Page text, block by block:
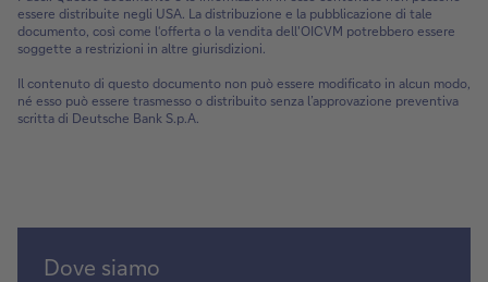
essere distribuite negli USA. La distribuzione e la pubblicazione di tale
documento, così come l‘offerta o la vendita dell'OICVM potrebbero essere
soggette a restrizioni in altre giurisdizioni.
Il contenuto di questo documento non può essere modificato in alcun modo,
né esso può essere trasmesso o distribuito senza l’approvazione preventiva
scritta di Deutsche Bank S.p.A.
Cerca
Dove siamo